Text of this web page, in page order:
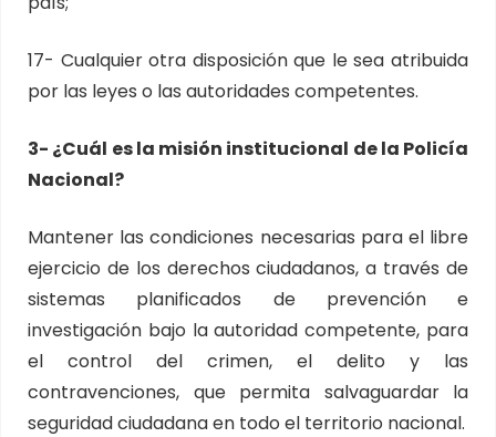
17- Cualquier otra disposición que le sea atribuida
por las leyes o las autoridades competentes.
3- ¿Cuál es la misión institucional de la Policía
Nacional?
Mantener las condiciones necesarias para el libre
ejercicio de los derechos ciudadanos, a través de
sistemas planificados de prevención e
investigación bajo la autoridad competente, para
el control del crimen, el delito y las
contravenciones, que permita salvaguardar la
seguridad ciudadana en todo el territorio nacional.